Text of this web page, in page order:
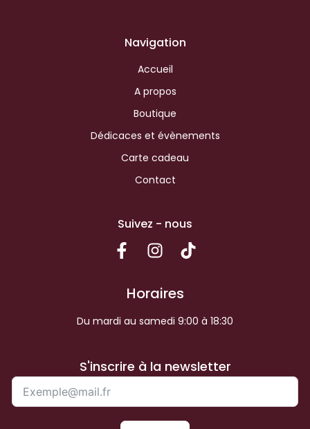
Navigation
Accueil
A propos
Boutique
Dédicaces et évènements
Carte cadeau
Contact
Suivez - nous
Horaires
Du mardi au samedi 9:00 à 18:30
S'inscrire à la newsletter